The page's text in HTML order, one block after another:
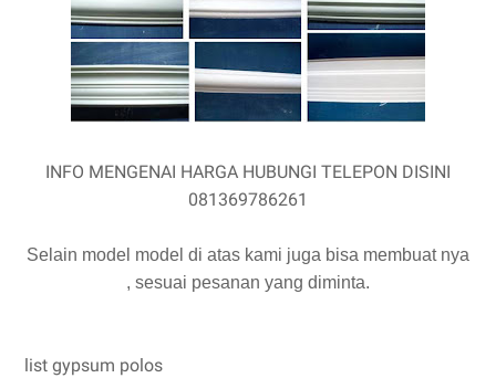
INFO MENGENAI HARGA HUBUNGI TELEPON DISINI
081369786261
Selain model model di atas kami juga bisa membuat nya
, sesuai pesanan yang diminta.
list gypsum polos